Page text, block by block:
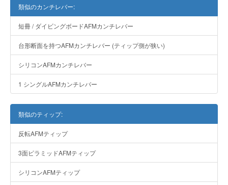
類似のカンチレバー:
短冊 / ダイビングボードAFMカンチレバー
台形断面を持つAFMカンチレバー (ティップ側が狭い)
シリコンAFMカンチレバー
1 シングルAFMカンチレバー
類似のティップ:
反転AFMティップ
3面ピラミッドAFMティップ
シリコンAFMティップ